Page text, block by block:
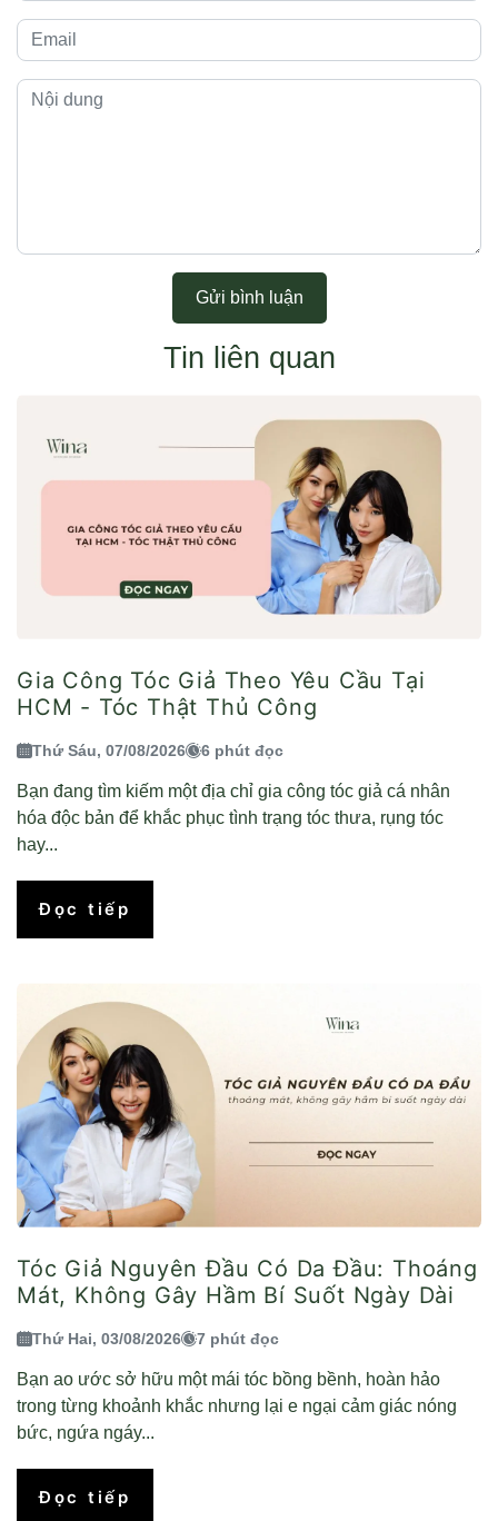
Gửi bình luận
Tin liên quan
Gia Công Tóc Giả Theo Yêu Cầu Tại
HCM - Tóc Thật Thủ Công
Thứ Sáu, 07/08/2026 6 phút đọc
Bạn đang tìm kiếm một địa chỉ gia công tóc giả cá nhân
hóa độc bản để khắc phục tình trạng tóc thưa, rụng tóc
hay...
Đọc tiếp
Tóc Giả Nguyên Đầu Có Da Đầu: Thoáng
Mát, Không Gây Hầm Bí Suốt Ngày Dài
Thứ Hai, 03/08/2026 7 phút đọc
Bạn ao ước sở hữu một mái tóc bồng bềnh, hoàn hảo
trong từng khoảnh khắc nhưng lại e ngại cảm giác nóng
bức, ngứa ngáy...
Đọc tiếp